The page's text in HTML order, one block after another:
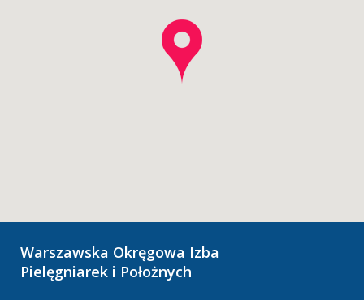
Warszawska Okręgowa Izba
Pielęgniarek i Położnych